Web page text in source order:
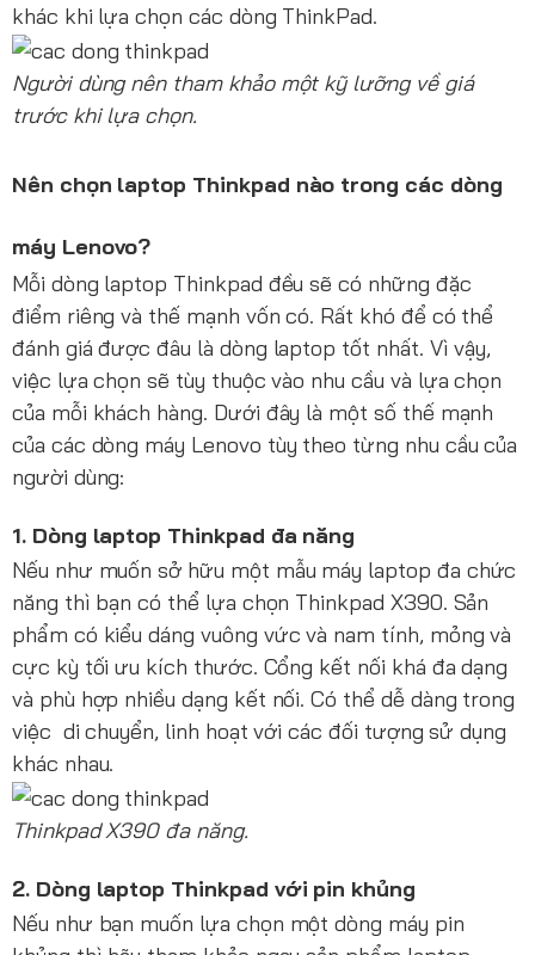
khác khi lựa chọn các dòng ThinkPad.
Người dùng nên tham khảo một kỹ lưỡng về giá
trước khi lựa chọn.
Nên chọn laptop Thinkpad nào trong các dòng
máy Lenovo?
Mỗi dòng laptop Thinkpad đều sẽ có những đặc
điểm riêng và thế mạnh vốn có. Rất khó để có thể
đánh giá được đâu là dòng laptop tốt nhất. Vì vậy,
việc lựa chọn sẽ tùy thuộc vào nhu cầu và lựa chọn
của mỗi khách hàng. Dưới đây là một số thế mạnh
của các dòng máy Lenovo tùy theo từng nhu cầu của
người dùng:
1. Dòng laptop Thinkpad đa năng
Nếu như muốn sở hữu một mẫu máy laptop đa chức
năng thì bạn có thể lựa chọn Thinkpad X390. Sản
phẩm có kiểu dáng vuông vức và nam tính, mỏng và
cực kỳ tối ưu kích thước. Cổng kết nối khá đa dạng
và phù hợp nhiều dạng kết nối. Có thể dễ dàng trong
việc di chuyển, linh hoạt với các đối tượng sử dụng
khác nhau.
Thinkpad X390 đa năng.
2. Dòng laptop Thinkpad với pin khủng
Nếu như bạn muốn lựa chọn một dòng máy pin